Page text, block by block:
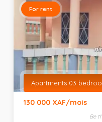
For rent
Apartments 03
130 000 XAF/mois
Be